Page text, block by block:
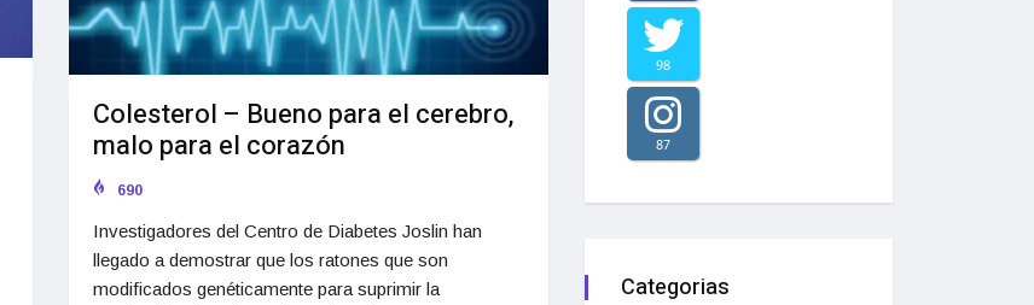
Colesterol – Bueno para el cerebro,
malo para el corazón
690
Investigadores del Centro de Diabetes Joslin han
llegado a demostrar que los ratones que son
modificados genéticamente para suprimir la
98
87
Categorias